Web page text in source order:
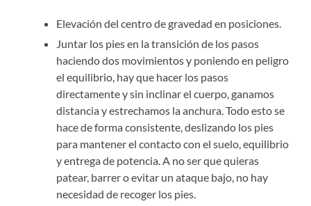
Elevación del centro de gravedad en posiciones.
Juntar los pies en la transición de los pasos
haciendo dos movimientos y poniendo en peligro
el equilibrio, hay que hacer los pasos
directamente y sin inclinar el cuerpo, ganamos
distancia y estrechamos la anchura. Todo esto se
hace de forma consistente, deslizando los pies
para mantener el contacto con el suelo, equilibrio
y entrega de potencia. A no ser que quieras
patear, barrer o evitar un ataque bajo, no hay
necesidad de recoger los pies.